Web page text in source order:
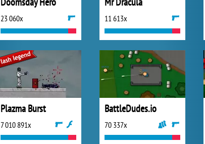
23 060x 11 613x
Plazma Burst
7 010 891x
BattleDudes.io
70 337x